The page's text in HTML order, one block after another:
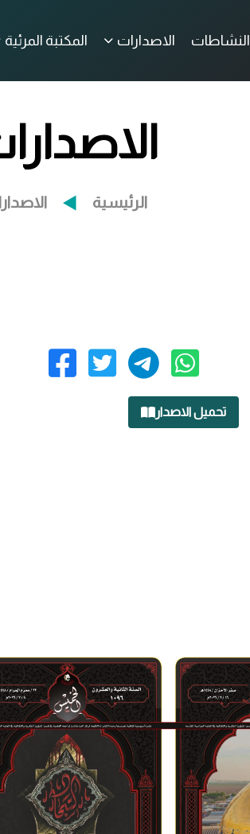
النشاطات الاصدارات المكتبة المرئية
الرئيسية
تحميل الاصدار